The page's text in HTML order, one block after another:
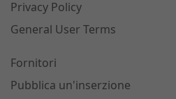
Privacy Policy
General User Terms
Fornitori
Pubblica un'inserzione